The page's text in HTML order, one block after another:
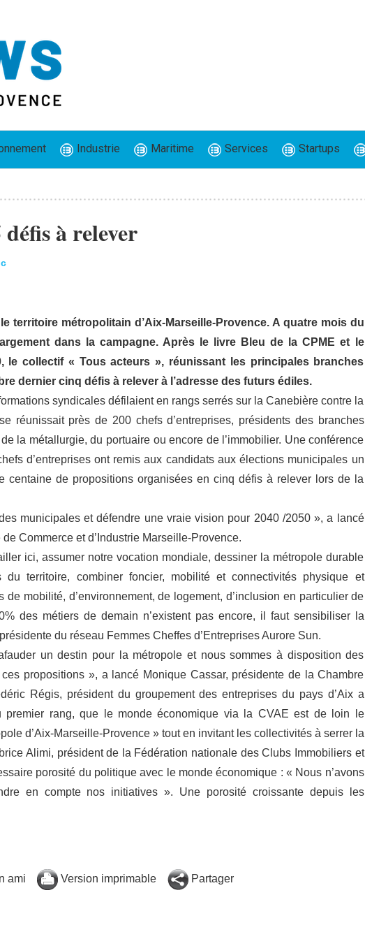
Industrie Maritime Services Startups
à relever
territoire métropolitain d’Aix-Marseille-Provence. A quatre mois du
dans la campagne. Après le livre Bleu de la CPME et le
le collectif « Tous acteurs », réunissant les principales branches
dernier cinq défis à relever à l’adresse des futurs édiles.
syndicales défilaient en rangs serrés sur la Canebière contre la
réunissait près de 200 chefs d’entreprises, présidents des branches
la métallurgie, du portuaire ou encore de l’immobilier. Une conférence
d’entreprises ont remis aux candidats aux élections municipales un
centaine de propositions organisées en cinq défis à relever lors de la
municipales et défendre une vraie vision pour 2040 /2050 », a lancé
Commerce et d’Industrie Marseille-Provence.
ici, assumer notre vocation mondiale, dessiner la métropole durable
du territoire, combiner foncier, mobilité et connectivités physique et
mobilité, d’environnement, de logement, d’inclusion en particulier de
des métiers de demain n’existent pas encore, il faut sensibiliser la
du réseau Femmes Cheffes d’Entreprises Aurore Sun.
un destin pour la métropole et nous sommes à disposition des
propositions », a lancé Monique Cassar, présidente de la Chambre
Régis, président du groupement des entreprises du pays d’Aix a
premier rang, que le monde économique via la CVAE est de loin le
d’Aix-Marseille-Provence » tout en invitant les collectivités à serrer la
Alimi, président de la Fédération nationale des Clubs Immobiliers et
porosité du politique avec le monde économique : « Nous n’avons
en compte nos initiatives ». Une porosité croissante depuis les
ami Version imprimable Partager